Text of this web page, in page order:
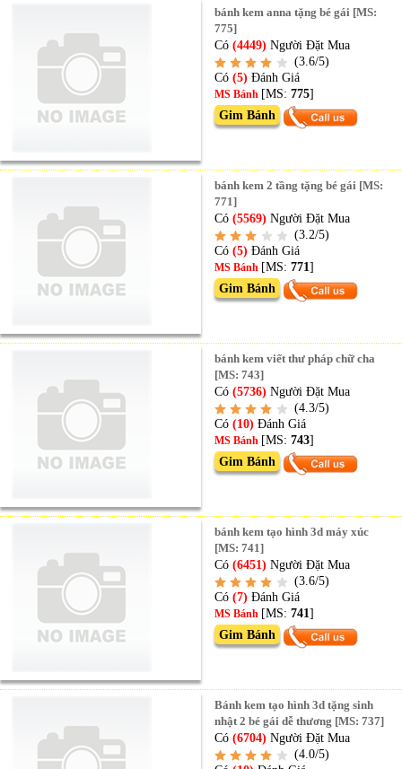
bánh kem anna tặng bé gái [MS:
775]
Có(4449) Người Đặt Mua
(3.6/5)
Có (5)Đánh Giá
MS Bánh [MS:775]
Gim Bánh
bánh kem 2 tầng tặng bé gái [MS:
771]
Có(5569) Người Đặt Mua
(3.2/5)
Có (5)Đánh Giá
MS Bánh [MS:771]
Gim Bánh
bánh kem viết thư pháp chữ cha
[MS: 743]
Có(5736) Người Đặt Mua
(4.3/5)
Có (10)Đánh Giá
MS Bánh [MS:743]
Gim Bánh
bánh kem tạo hình 3d máy xúc
[MS: 741]
Có(6451) Người Đặt Mua
(3.6/5)
Có (7)Đánh Giá
MS Bánh [MS:741]
Gim Bánh
Bánh kem tạo hình 3d tặng sinh
nhật 2 bé gái dễ thương [MS: 737]
Có(6704) Người Đặt Mua
(4.0/5)